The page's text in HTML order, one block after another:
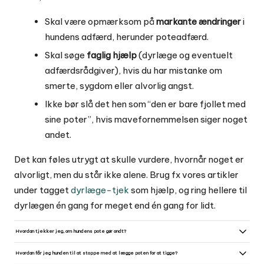
Skal være opmærksom påmarkante ændringeri
hundens adfærd, herunder poteadfærd.
Skal søge faglig hjælp(dyrlæge og eventuelt
adfærdsrådgiver), hvis du har mistanke om
smerte, sygdom eller alvorlig angst.
Ikke bør slå det hen som “den er bare fjollet med
sine poter”, hvis mavefornemmelsen siger noget
andet.
Det kan føles utrygt at skulle vurdere, hvornår noget er
alvorligt, men du står ikke alene. Brug fx vores artikler
under taggetdyrlæge-tjek som hjælp, og ring hellere til
dyrlægen én gang for meget end én gang for lidt.
Hvordan tjekker jeg, om hundens pote gør ondt?
forsigtigt mellem tæer og på trædepuden og se om den trækker væk eller piver; ved stærk reaktion, vægring
Hvordan får jeg hunden til at stoppe med at lægge poten for at tigge?